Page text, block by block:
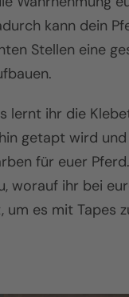
kann dein
Stellen eine
lernt ihr die
getapt wird
für euer
worauf ihr bei
um es mit Tapes